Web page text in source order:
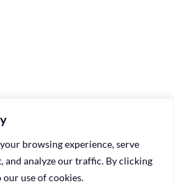
browsing experience, serve
and analyze our traffic. By clicking
use of cookies.